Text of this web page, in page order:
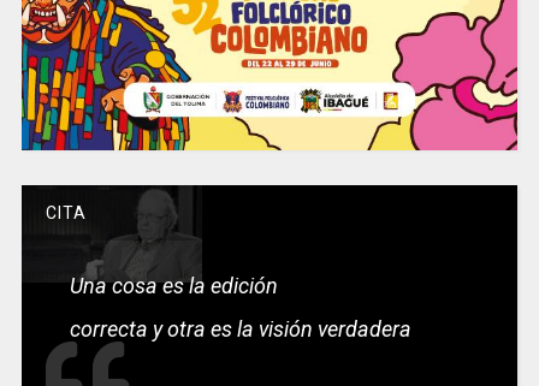
CITA
Una cosa es la edición
correcta y otra es la visión verdadera